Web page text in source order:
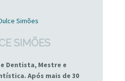
SIMÕES
Dentista, Mestre e
Após mais de 30